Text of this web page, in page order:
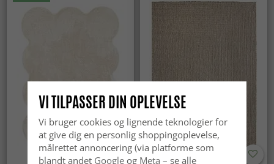
VI TILPASSER DIN OPLEVELSE
Vi bruger cookies og lignende teknologier for
at give dig en personlig shoppingoplevelse,
målrettet annoncering (via platforme som
blandt andet Googleog Meta – se alle